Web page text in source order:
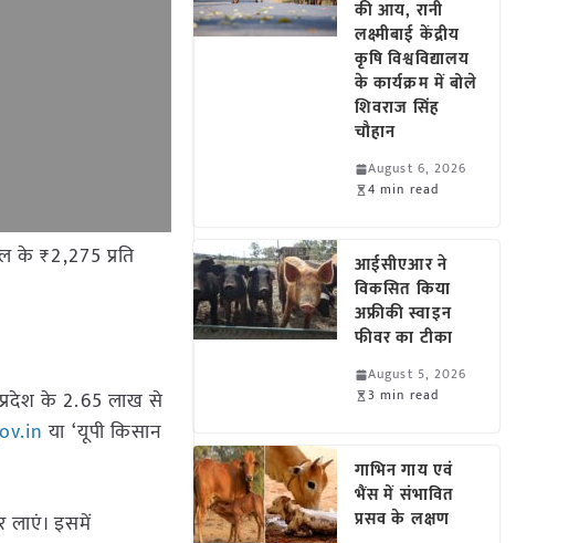
के ₹2,275 प्रति
प्रदेश के 2.65 लाख से
या ‘यूपी किसान
लाएं। इसमें
की आय, रानी
लक्ष्मीबाई केंद्रीय
कृषि विश्वविद्यालय
के कार्यक्रम में बोले
शिवराज सिंह
चौहान
August 6, 2026
4 min read
आईसीएआर ने
विकसित किया
अफ्रीकी स्वाइन
फीवर का टीका
August 5, 2026
3 min read
गाभिन गाय एवं
भैंस में संभावित
प्रसव के लक्षण